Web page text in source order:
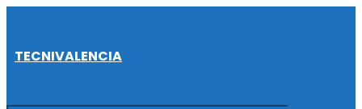
alTECNIVALENCIA